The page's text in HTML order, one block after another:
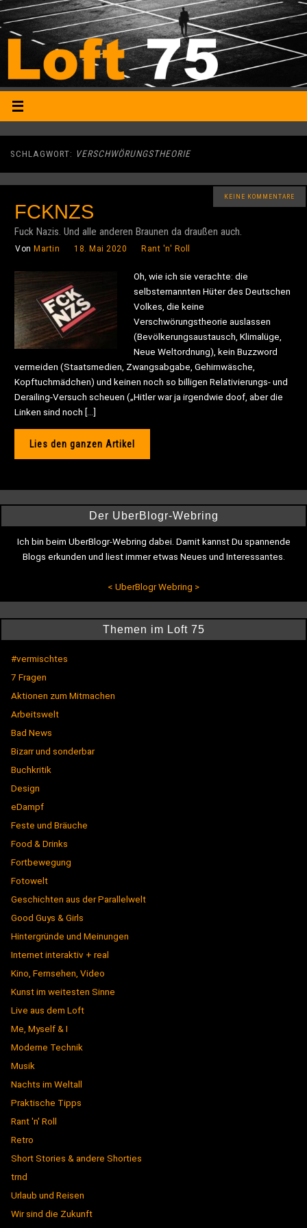
SCHLAGWORT: VERSCHWÖRUNGSTHEORIE
KEINE KOMMENTARE
FCKNZS
Fuck Nazis. Und alle anderen Braunen da draußen auch.
Von Martin 18. Mai 2020 Rant 'n' Roll
Oh, wie ich sie verachte: die
selbsternannten Hüter des Deutschen
Volkes, die keine
Verschwörungstheorie auslassen
(Bevölkerungsaustausch, Klimalüge,
Neue Weltordnung), kein Buzzword
vermeiden (Staatsmedien, Zwangsabgabe, Gehirnwäsche,
Kopftuchmädchen) und keinen noch so billigen Relativierungs- und
Derailing-Versuch scheuen („Hitler war ja irgendwie doof, aber die
Linken sind noch […]
Lies den ganzen Artikel
Der UberBlogr-Webring
Ich bin beim UberBlogr-Webring dabei. Damit kannst Du spannende
Blogs erkunden und liest immer etwas Neues und Interessantes.
< UberBlogr Webring >
Themen im Loft 75
#vermischtes
7 Fragen
Aktionen zum Mitmachen
Arbeitswelt
Bad News
Bizarr und sonderbar
Buchkritik
Design
eDampf
Feste und Bräuche
Food & Drinks
Fortbewegung
Fotowelt
Geschichten aus der Parallelwelt
Good Guys & Girls
Hintergründe und Meinungen
Internet interaktiv + real
Kino, Fernsehen, Video
Kunst im weitesten Sinne
Live aus dem Loft
Me, Myself & I
Moderne Technik
Musik
Nachts im Weltall
Praktische Tipps
Rant 'n' Roll
Retro
Short Stories & andere Shorties
trnd
Urlaub und Reisen
Wir sind die Zukunft